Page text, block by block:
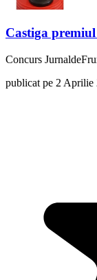
Castiga
Concurs
publicat pe 2 Aprilie